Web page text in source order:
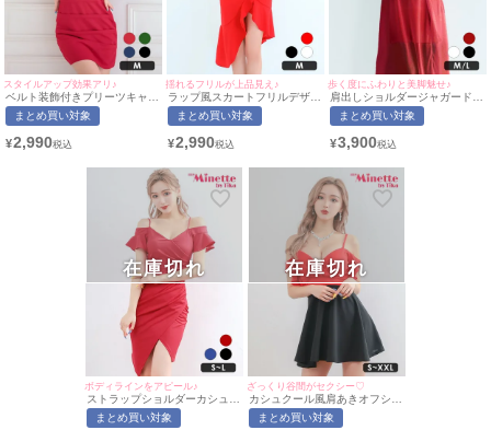
スタイルアップ効果アリ♪
ベルト装飾付きプリーツキャミ
ソールプチプラタイトミニドレ
ス(Mサイズ)(中尾みほ/キャバド
ット]
まとめ買い対象
¥2,990
揺れるフリルが上品見え♪
ラップ風スカートフリルデザイ
ン肩あきプチプラミニドレス
(Mサイズ)(向葵まる/キャバドレ
ト]
まとめ買い対象
¥2,990
歩く度にふわりと美脚魅せ♪
肩出しショルダージャガード織
Vネックシアースリットセクシ
ープチプラオフショルダーAラ
サイズ)(せいせい/キャバドレス
まとめ買い対象
¥3,900
ボディラインをアピール♪
ストラップショルダーカシュク
ール風タイトプチプラ膝丈ドレ
ス (Sサイズ～Lサイズ)(せいせ
まとめ買い対象
在庫切れ
ざっくり谷間がセクシー♡
カシュクール風肩あきオフショ
ルダーバイカラープチプラフレ
アミニドレス (Sサイズ～XLサ
まとめ買い対象
在庫切れ